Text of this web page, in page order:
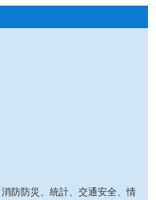
防防災、統計、交通安全、情